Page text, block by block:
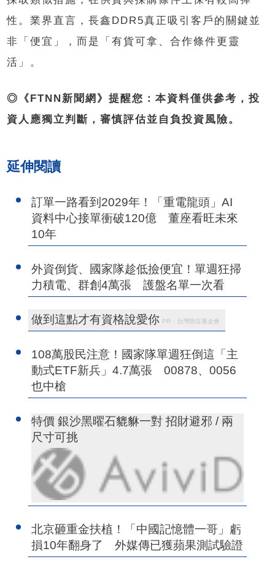
性。業界直言，長鑫DDR5真正吸引客戶的關鍵並
非「便宜」，而是「有貨可拿、合作條件更靈
活」。
◎《FTNN新聞網》提醒您：本資料僅供參考，投
資人應獨立判斷，審慎評估並自負投資風險。
延伸閱讀
訂單一路看到2029年！「重電龍頭」AI
資料中心接單衝破120億 董座看旺未來
10年
外資倒貨、國家隊趁低撿便宜！單週狂掃
力積電、群創4萬張 護盤名單一次看
做到這點才有資格說愛你 PR・台灣癌症基金會
108萬股民注意！國家隊單週狂倒這「主
動式ETF新兵」4.7萬張 00878、0056
也中槍
特價 銀沙黑曜石貔貅一對 招財避邪 / 兩
尺寸可挑
北京砸重金扶植！「中國記憶體一哥」虧
損10年翻身了 外媒傳已獲蘋果測試驗證